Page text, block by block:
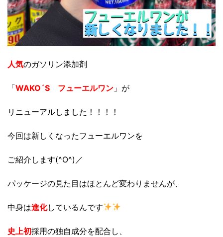
人気のガソリン添加剤
「WAKO´S フューエルワン 」が
リニューアルしました！！！！
今回は新しくなったフューエルワンを
ご紹介します(^O^)／
パッケージの見た目はほとんど変わりませんが、
中身は進化しているんです
史上初採用の独自成分を配合し、